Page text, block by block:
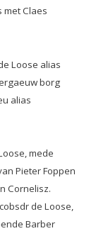
Claes
Loose alias
borg
alias
mede
Pieter Foppen
Cornelisz.
de Loose,
Barber